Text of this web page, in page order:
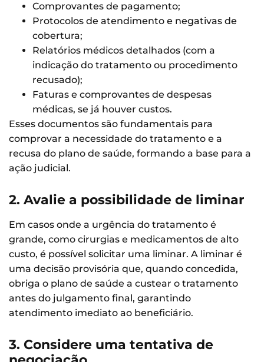
Comprovantes de pagamento;
Protocolos de atendimento e negativas de
cobertura;
Relatórios médicos detalhados (com a
indicação do tratamento ou procedimento
recusado);
Faturas e comprovantes de despesas
médicas, se já houver custos.
Esses documentos são fundamentais para
comprovar a necessidade do tratamento e a
recusa do plano de saúde, formando a base para a
ação judicial.
2. Avalie a possibilidade de liminar
Em casos onde a urgência do tratamento é
grande, como cirurgias e medicamentos de alto
custo, é possível solicitar uma liminar. A liminar é
uma decisão provisória que, quando concedida,
obriga o plano de saúde a custear o tratamento
antes do julgamento final, garantindo
atendimento imediato ao beneficiário.
3. Considere uma tentativa de